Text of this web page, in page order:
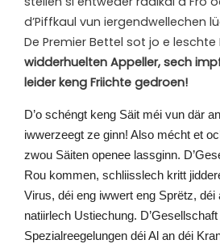
d’Piffkaul vun iergendwellechen
De Premier Bettel sot jo e leschte
widderhuelten Appeller, sech
leider keng Friichte gedroen!
D’o schéngt keng Säit méi vun där
iwwerzeegt ze ginn! Also mécht et
zwou Säiten openee lassginn.
Rou kommen, schliisslech kritt
Virus, déi eng iwwert eng Sprëtz, déi
natiirlech Ustiechung.
Spezialreegelungen déi Al an déi